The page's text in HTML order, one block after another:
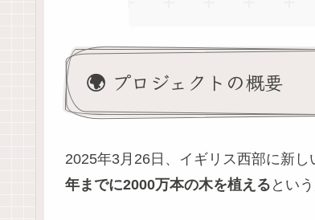
🌍 プロジェクトの概要
2025年3月26日、イギリス西部に新し
年までに2000万本の木を植える とい